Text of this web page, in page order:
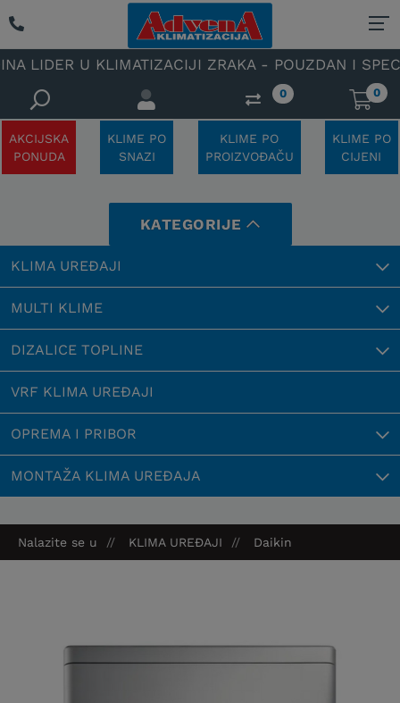
U KLIMATIZACIJI ZRAKA - POUZDAN I
0 0
AKCIJSKA
PONUDA
KLIME PO
SNAZI
KLIME PO
PROIZVOĐAČU
KLIME PO
CIJENI
KATEGORIJE
KLIMA UREĐAJI
MULTI KLIME
DIZALICE TOPLINE
VRF KLIMA UREĐAJI
OPREMA I PRIBOR
MONTAŽA KLIMA UREĐAJA
Nalazite se u KLIMA UREĐAJI Daikin